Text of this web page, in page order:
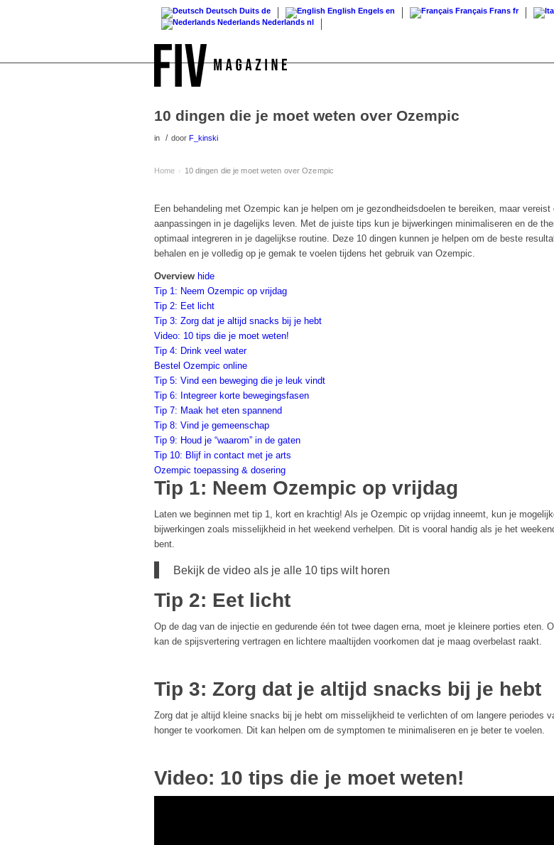
Deutsch Duits de English Engels en Français Frans fr
Nederlands Nederlands nl
10 dingen die je moet weten over Ozempic
in / door F_kinski
Home › 10 dingen die je moet weten over Ozempic
Een behandeling met Ozempic kan je helpen om je gezondheidsdoelen te bereiken, maar vereist
aanpassingen in je dagelijks leven. Met de juiste tips kun je bijwerkingen minimaliseren en de
optimaal integreren in je dagelijkse routine. Deze 10 dingen kunnen je helpen om de beste
behalen en je volledig op je gemak te voelen tijdens het gebruik van Ozempic.
Overview hide
Tip 1: Neem Ozempic op vrijdag
Tip 2: Eet licht
Tip 3: Zorg dat je altijd snacks bij je hebt
Video: 10 tips die je moet weten!
Tip 4: Drink veel water
Bestel Ozempic online
Tip 5: Vind een beweging die je leuk vindt
Tip 6: Integreer korte bewegingsfasen
Tip 7: Maak het eten spannend
Tip 8: Vind je gemeenschap
Tip 9: Houd je “waarom” in de gaten
Tip 10: Blijf in contact met je arts
Ozempic toepassing & dosering
Tip 1: Neem Ozempic op vrijdag
Laten we beginnen met tip 1, kort en krachtig! Als je Ozempic op vrijdag inneemt, kun je
bijwerkingen zoals misselijkheid in het weekend verhelpen. Dit is vooral handig als je het
bent.
Bekijk de video als je alle 10 tips wilt horen
Tip 2: Eet licht
Op de dag van de injectie en gedurende één tot twee dagen erna, moet je kleinere porties eten.
kan de spijsvertering vertragen en lichtere maaltijden voorkomen dat je maag overbelast raakt.
Tip 3: Zorg dat je altijd snacks bij je hebt
Zorg dat je altijd kleine snacks bij je hebt om misselijkheid te verlichten of om langere periodes
honger te voorkomen. Dit kan helpen om de symptomen te minimaliseren en je beter te voelen.
Video: 10 tips die je moet weten!